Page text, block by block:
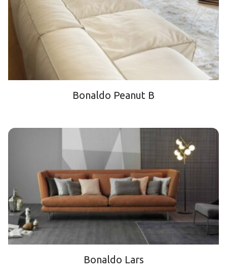
Bonaldo Peanut B
Bonaldo Lars